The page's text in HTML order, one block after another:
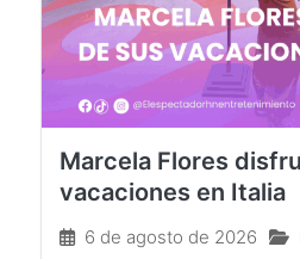
Marcela Flores
vacaciones en Italia
6 de agosto de 2026